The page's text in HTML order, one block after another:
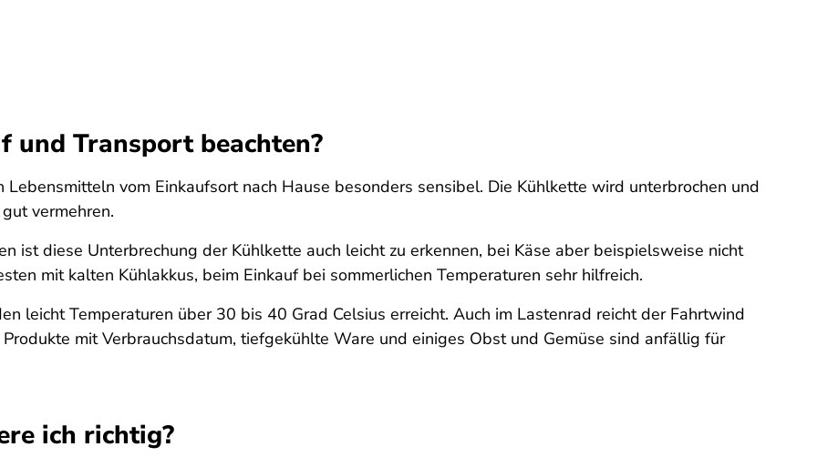
und Transport beachten?
vom Einkaufsort nach Hause besonders sensibel. Die Kühlkette wird unterbrochen und
vermehren.
ist diese Unterbrechung der Kühlkette auch leicht zu erkennen, bei Käse aber beispielsweise nicht
mit kalten Kühlakkus, beim Einkauf bei sommerlichen Temperaturen sehr hilfreich.
leicht Temperaturen über 30 bis 40 Grad Celsius erreicht. Auch im Lastenrad reicht der Fahrtwind
mit Verbrauchsdatum, tiefgekühlte Ware und einiges Obst und Gemüse sind anfällig für
ich richtig?